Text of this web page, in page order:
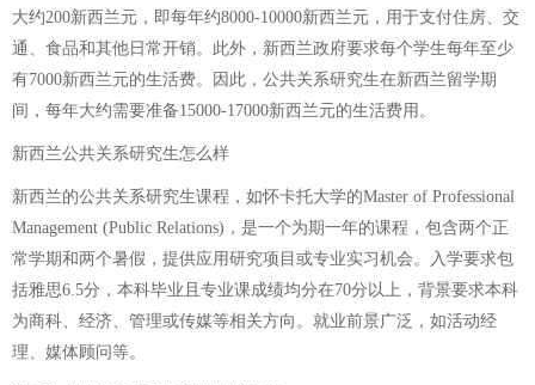
大约200新西兰元，即每年约8000-10000新西兰元，用于支付住房、交
通、食品和其他日常开销。此外，新西兰政府要求每个学生每年至少
有7000新西兰元的生活费。因此，公共关系研究生在新西兰留学期
间，每年大约需要准备15000-17000新西兰元的生活费用。
新西兰公共关系研究生怎么样
新西兰的公共关系研究生课程，如怀卡托大学的Master of Professional
Management (Public Relations)，是一个为期一年的课程，包含两个正
常学期和两个暑假，提供应用研究项目或专业实习机会。入学要求包
括雅思6.5分，本科毕业且专业课成绩均分在70分以上，背景要求本科
为商科、经济、管理或传媒等相关方向。就业前景广泛，如活动经
理、媒体顾问等。